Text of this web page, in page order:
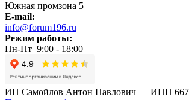
Южная промзона 5
E-mail:
info@forum196.ru
Режим работы:
Пн-Пт 9:00 - 18:00
ИП Самойлов Антон Павлович ИНН